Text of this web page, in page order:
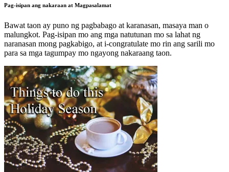
Pag-isipan ang nakaraan at Magpasalamat
Bawat taon ay puno ng pagbabago at karanasan, masaya man o
malungkot. Pag-isipan mo ang mga natutunan mo sa lahat ng
naranasan mong pagkabigo, at i-congratulate mo rin ang sarili mo
para sa mga tagumpay mo ngayong nakaraang taon.